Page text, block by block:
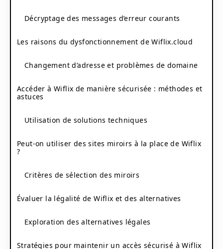
Décryptage des messages d’erreur courants
Les raisons du dysfonctionnement de Wiflix.cloud
Changement d’adresse et problèmes de domaine
Accéder à Wiflix de manière sécurisée : méthodes et
astuces
Utilisation de solutions techniques
Peut-on utiliser des sites miroirs à la place de Wiflix
?
Critères de sélection des miroirs
Évaluer la légalité de Wiflix et des alternatives
Exploration des alternatives légales
Stratégies pour maintenir un accès sécurisé à Wiflix